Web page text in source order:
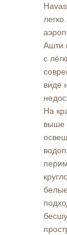
Ашти
с
виде
На
выше